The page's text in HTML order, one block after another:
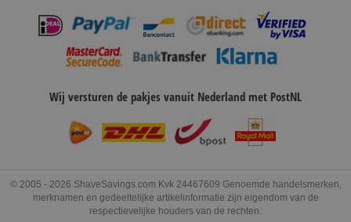
Wij versturen de pakjes vanuit Nederland met PostNL
© 2005 - 2026 ShaveSavings.com Kvk 24467609 Genoemde handelsmerken,
merknamen en gedeeltelijke artikelinformatie zijn eigendom van de
respectievelijke houders van de rechten.